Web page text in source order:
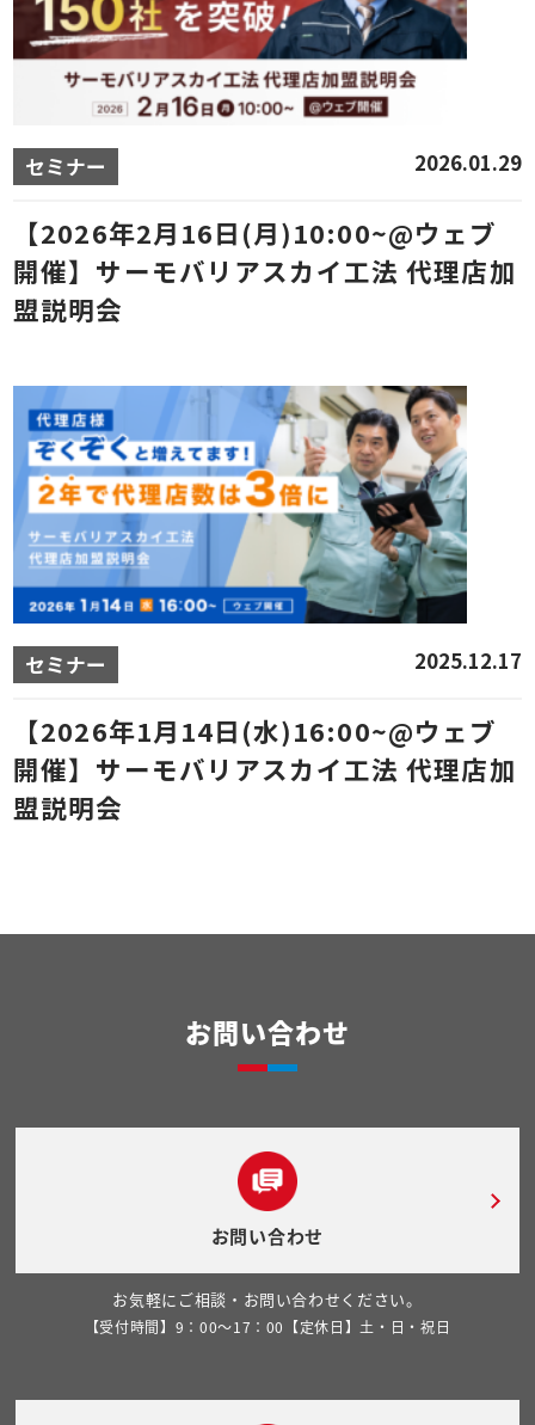
セミナー 2026.01.29
【2026年2月16日(月)10:00~@ウェブ
開催】サーモバリアスカイ工法 代理店加
盟説明会
セミナー 2025.12.17
【2026年1月14日(水)16:00~@ウェブ
開催】サーモバリアスカイ工法 代理店加
盟説明会
お問い合わせ
お問い合わせ
お気軽にご相談・お問い合わせください。
【受付時間】9：00～17：00【定休日】土・日・祝日